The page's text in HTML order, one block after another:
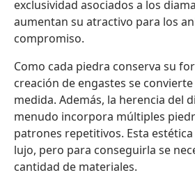
exclusividad asociados a los
aumentan su atractivo para los
compromiso.
Como cada piedra conserva su
creación de engastes se
medida. Además, la herencia del
menudo incorpora múltiples
patrones repetitivos. Esta
lujo, pero para conseguirla se
cantidad de materiales.